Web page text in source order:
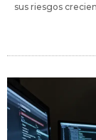
sus riesgos